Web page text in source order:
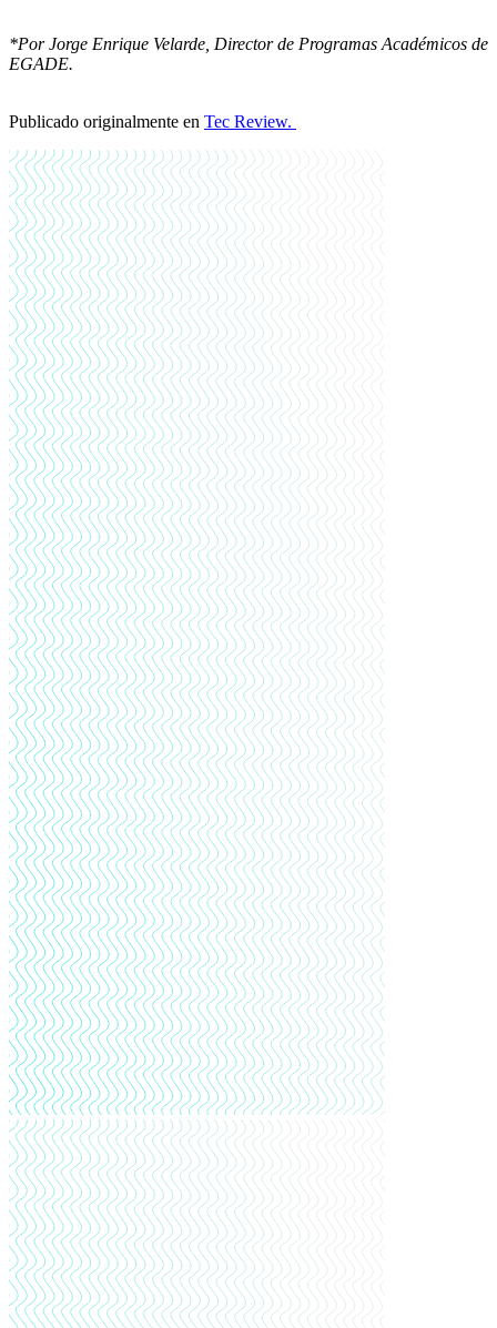
*Por Jorge Enrique Velarde, Director de Programas Académicos de
EGADE.
Publicado originalmente en Tec Review.